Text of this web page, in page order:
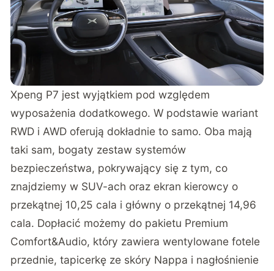
Xpeng P7 jest wyjątkiem pod względem
wyposażenia dodatkowego. W podstawie wariant
RWD i AWD oferują dokładnie to samo. Oba mają
taki sam, bogaty zestaw systemów
bezpieczeństwa, pokrywający się z tym, co
znajdziemy w SUV-ach oraz ekran kierowcy o
przekątnej 10,25 cala i główny o przekątnej 14,96
cala. Dopłacić możemy do pakietu Premium
Comfort&Audio, który zawiera wentylowane fotele
przednie, tapicerkę ze skóry Nappa i nagłośnienie